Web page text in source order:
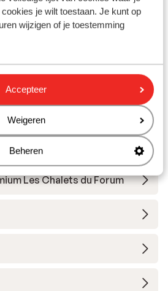
je wilt toestaan. Je kunt op
wijzigen of je toestemming
Accepteer
Weigeren
Beheren
in La Vallée de
Les Chalets du Forum